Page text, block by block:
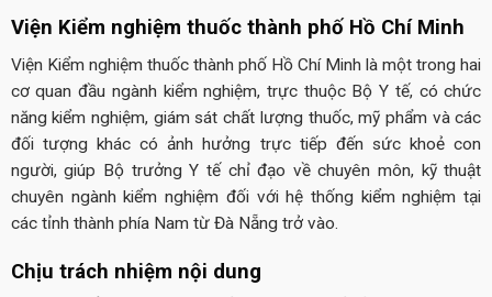
Viện Kiểm nghiệm thuốc thành phố Hồ Chí Minh
Viện Kiểm nghiệm thuốc thành phố Hồ Chí Minh là một trong hai
cơ quan đầu ngành kiểm nghiệm, trực thuộc Bộ Y tế, có chức
năng kiểm nghiệm, giám sát chất lượng thuốc, mỹ phẩm và các
đối tượng khác có ảnh hưởng trực tiếp đến sức khoẻ con
người, giúp Bộ trưởng Y tế chỉ đạo về chuyên môn, kỹ thuật
chuyên ngành kiểm nghiệm đối với hệ thống kiểm nghiệm tại
các tỉnh thành phía Nam từ Đà Nẵng trở vào.
Chịu trách nhiệm nội dung